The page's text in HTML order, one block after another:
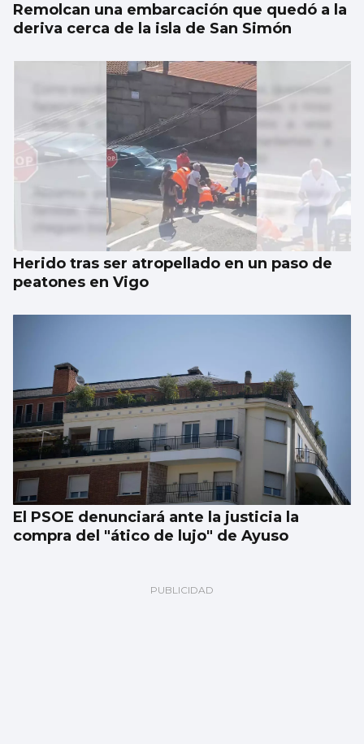
Remolcan una embarcación que quedó a la
deriva cerca de la isla de San Simón
Herido tras ser atropellado en un paso de
peatones en Vigo
El PSOE denunciará ante la justicia la
compra del "ático de lujo" de Ayuso